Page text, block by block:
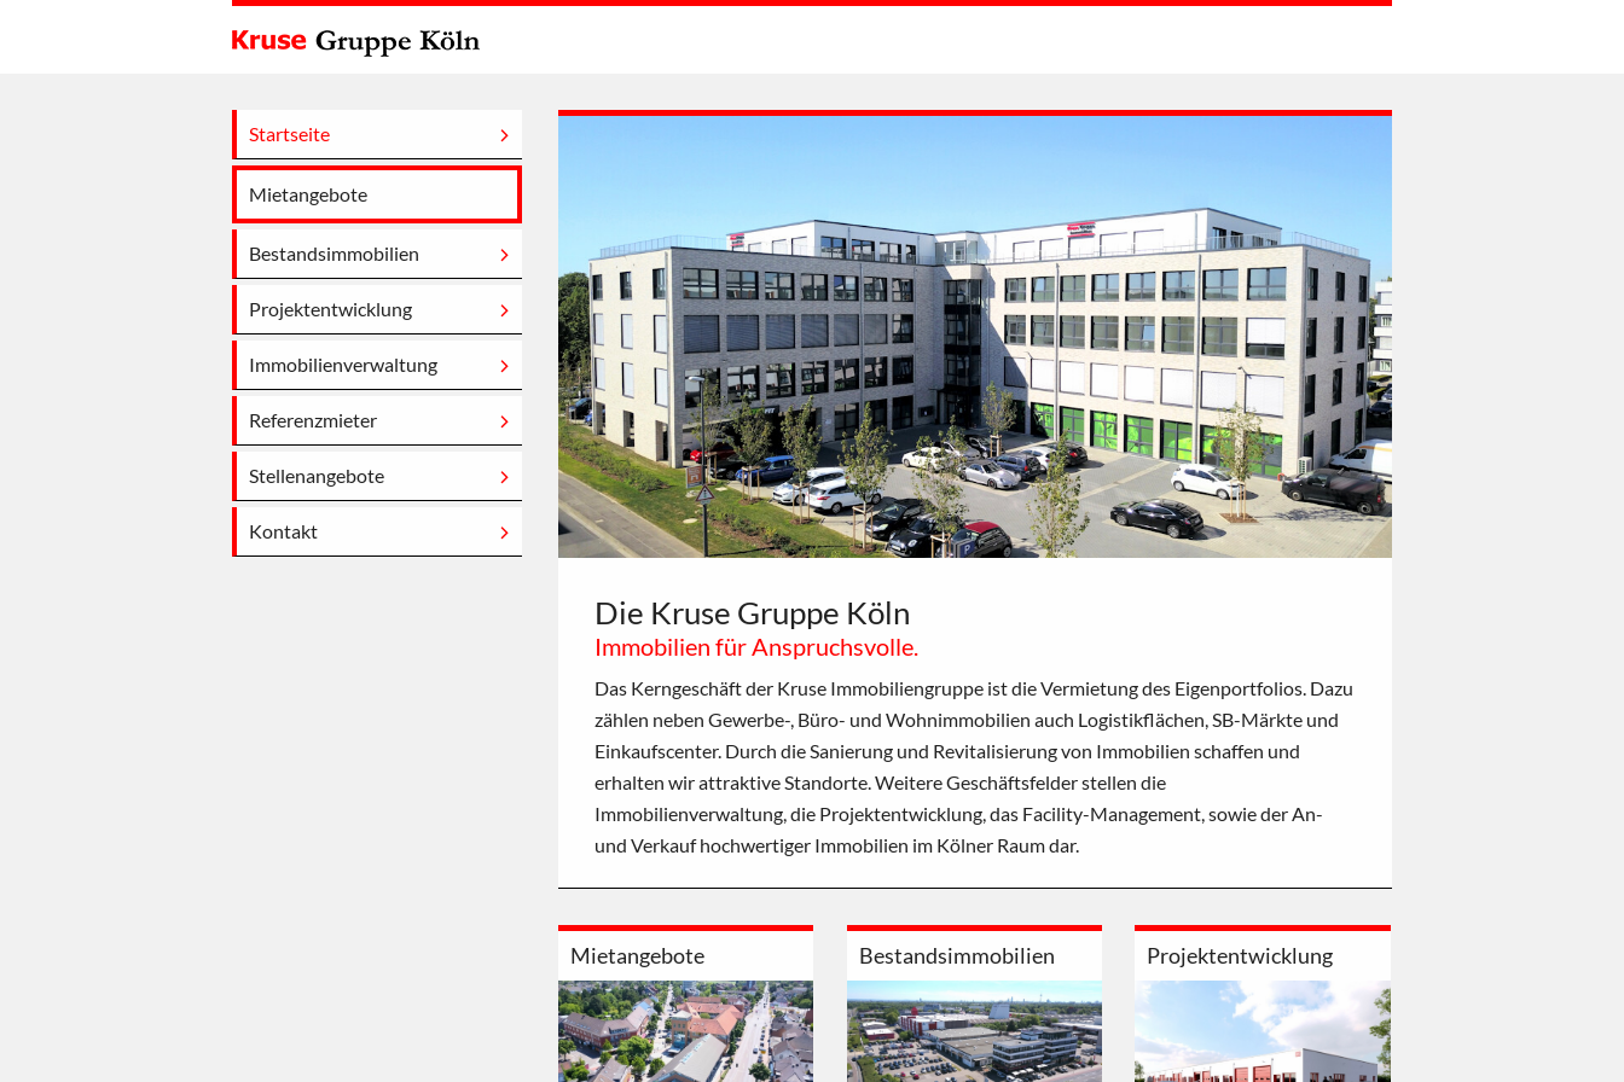
Startseite
Mietangebote
Bestandsimmobilien
Projektentwicklung
Immobilienverwaltung
Referenzmieter
Stellenangebote
Kontakt
Die Kruse Gruppe Köln
Immobilien für Anspruchsvolle.
Das Kerngeschäft der Kruse Immobiliengruppe ist die Vermietung des Eigenportfolios. Dazu
zählen neben Gewerbe-, Büro- und Wohnimmobilien auch Logistikflächen, SB-Märkte und
Einkaufscenter. Durch die Sanierung und Revitalisierung von Immobilien schaffen und
erhalten wir attraktive Standorte. Weitere Geschäftsfelder stellen die
Immobilienverwaltung, die Projektentwicklung, das Facility-Management, sowie der An-
und Verkauf hochwertiger Immobilien im Kölner Raum dar.
Mietangebote Bestandsimmobilien Projektentwicklung